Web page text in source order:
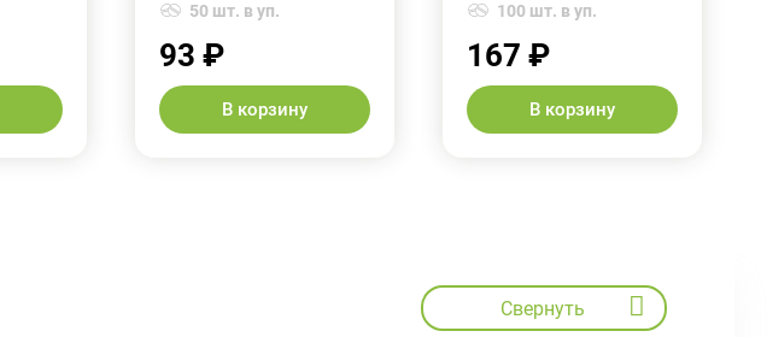
50 шт. в уп.
93 ₽
В корзину
100 шт. в уп.
167 ₽
В корзину
Свернуть